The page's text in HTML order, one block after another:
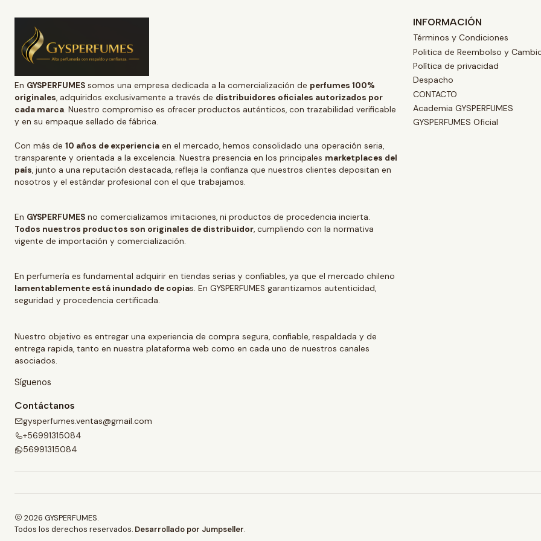
En GYSPERFUMES somos una empresa dedicada a la comercialización de perfumes 100%
originales, adquiridos exclusivamente a través de distribuidores oficiales autorizados por
cada marca. Nuestro compromiso es ofrecer productos auténticos, con trazabilidad verificable
y en su empaque sellado de fábrica.
Con más de 10 años de experiencia en el mercado, hemos consolidado una operación seria,
transparente y orientada a la excelencia. Nuestra presencia en los principales marketplaces del
país, junto a una reputación destacada, refleja la confianza que nuestros clientes depositan en
nosotros y el estándar profesional con el que trabajamos.
En GYSPERFUMES no comercializamos imitaciones, ni productos de procedencia incierta.
Todos nuestros productos son originales de distribuidor, cumpliendo con la normativa
vigente de importación y comercialización.
En perfumería es fundamental adquirir en tiendas serias y confiables, ya que el mercado chileno
lamentablemente está inundado de copias. En GYSPERFUMES garantizamos autenticidad,
seguridad y procedencia certificada.
Nuestro objetivo es entregar una experiencia de compra segura, confiable, respaldada y de
entrega rapida, tanto en nuestra plataforma web como en cada uno de nuestros canales
asociados.
Síguenos
INFORMACIÓN
Términos y Condiciones
Politica de Reembolso y
Política de privacidad
Despacho
CONTACTO
Academia GYSPERFUMES
GYSPERFUMES Oficial
Contáctanos
gysperfumes.ventas@gmail.com
+56991315084
56991315084
2026 GYSPERFUMES.
Todos los derechos reservados. Desarrollado por Jumpseller.